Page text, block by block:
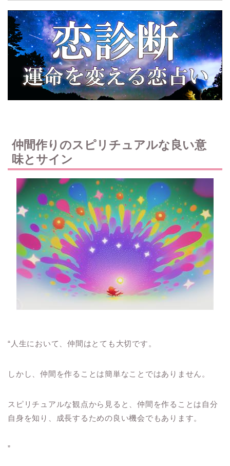
仲間作りのスピリチュアルな良い意
味とサイン
“人生において、仲間はとても大切です。
しかし、仲間を作ることは簡単なことではありません。
スピリチュアルな観点から見ると、仲間を作ることは自分
自身を知り、成長するための良い機会でもあります。
”